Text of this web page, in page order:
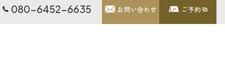
080-6452-6635 お問い合わせ ご予約
© 2026 福岡県天神のレストランなら舞鶴キッチン ALL RIGHTS RESERVED.